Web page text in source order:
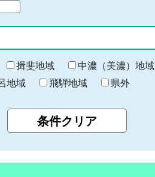
揖斐地域 中濃（美濃）地域
地域 飛騨地域 県外